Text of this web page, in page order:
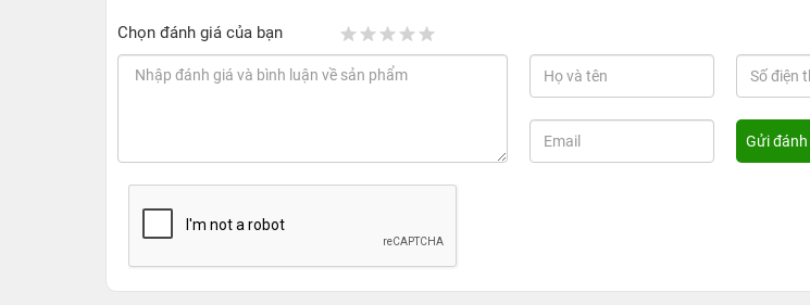
Chọn đánh giá của bạn